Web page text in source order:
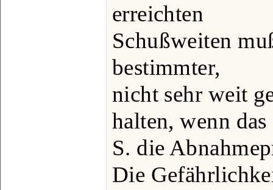
erreichten
Schußweiten
bestimmter,
nicht sehr weit
halten, wenn das
S. die
Die